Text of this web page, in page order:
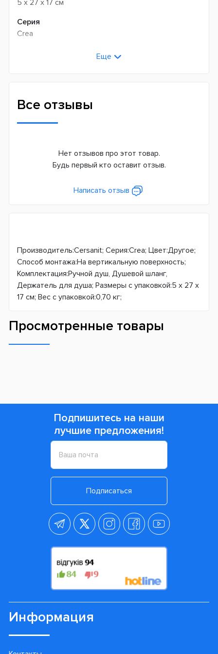
5 x 27 x 17 см
Серия
Crea
Еще
Все отзывы
Нет отзывов про этот товар.
Будь первый кто оставит отзыв.
Написать отзыв
Производитель:Cersanit; Серия:Crea; Цвет:Другое;
Способ монтажа:На вертикальную поверхность;
Комплектация:Ручной душ, Душевой шланг,
Держатель для душа; Размеры с упаковкой:5 x 27 x
17 см; Вес с упаковкой:0,70 кг;
Просмотренные товары
Подпишитесь на наши
лучшие предложения!
Подписаться
Информация